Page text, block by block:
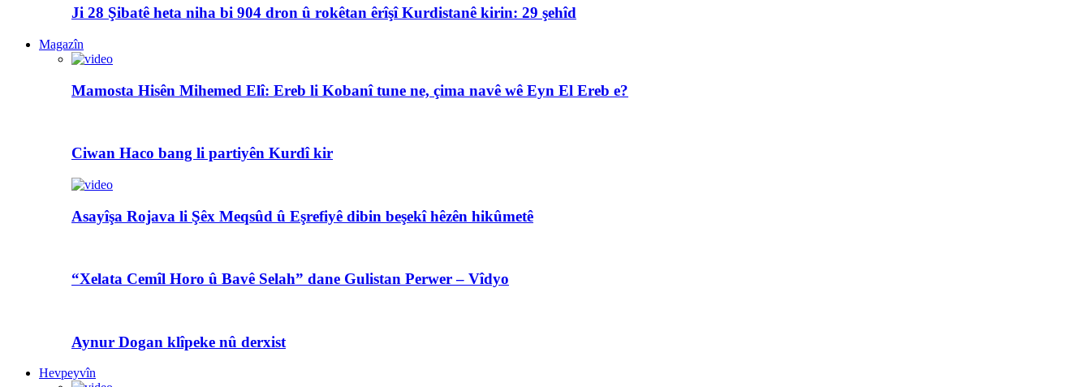
Ji 28 Şibatê heta niha bi 904 dron û rokêtan êrîşî Kurdistanê kirin: 29 şehîd
Magazîn
Mamosta Hisên Mihemed Elî: Ereb li Kobanî tune ne, çima navê wê Eyn El Ereb e?
Ciwan Haco bang li partiyên Kurdî kir
Asayîşa Rojava li Şêx Meqsûd û Eşrefiyê dibin beşekî hêzên hikûmetê
“Xelata Cemîl Horo û Bavê Selah” dane Gulistan Perwer – Vîdyo
Aynur Dogan klîpeke nû derxist
Hevpeyvîn